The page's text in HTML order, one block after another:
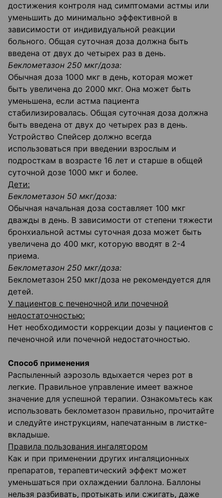
достижения контроля над симптомами астмы или
уменьшить до минимально эффективной в
зависимости от индивидуальной реакции
больного. Общая суточная доза должна быть
введена от двух до четырех раз в день.
Беклометазон 250 мкг/доза:
Обычная доза 1000 мкг в день, которая может
быть увеличена до 2000 мкг. Она может быть
уменьшена, если астма пациента
стабилизировалась. Общая суточная доза должна
быть введена от двух до четырех раз в день.
Устройство Спейсер должно всегда
использоваться при введении взрослым и
подросткам в возрасте 16 лет и старше в общей
суточной дозе 1000 мкг и более.
Дети:
Беклометазон 50 мкг/доза:
Обычная начальная доза составляет 100 мкг
дважды в день. В зависимости от степени тяжести
бронхиальной астмы суточная доза может быть
увеличена до 400 мкг, которую вводят в 2-4
приема.
Беклометазон 250 мкг/доза:
Беклометазон 250 мкг/доза не рекомендуется для
детей.
У пациентов с печеночной или почечной
недостаточностью:
Нет необходимости коррекции дозы у пациентов с
печеночной или почечной недостаточностью.
Способ применения
Распыленный аэрозоль вдыхается через рот в
легкие. Правильное управление имеет важное
значение для успешной терапии. Ознакомьтесь как
использовать беклометазон правильно, прочитайте
и следуйте инструкциям, напечатанным в листке-
вкладыше.
Правила пользования ингалятором
Как и при применении других ингаляционных
препаратов, терапевтический эффект может
уменьшаться при охлаждении баллона. Баллоны
нельзя разбивать, протыкать или сжигать, даже